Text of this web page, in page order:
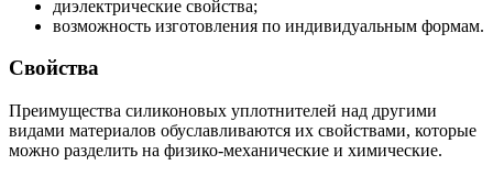
диэлектрические свойства;
возможность изготовления по индивидуальным формам.
Свойства
Преимущества силиконовых уплотнителей над другими
видами материалов обуславливаются их свойствами, которые
можно разделить на физико-механические и химические.